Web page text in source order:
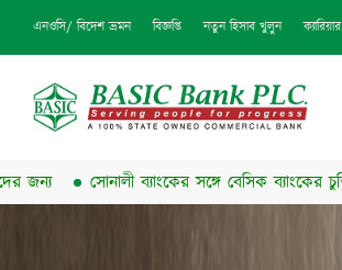
এনওসি/ বিদেশ ভ্রমন বিজ্ঞপ্তি নতুন হিসাব খুলুন ক্যারিয়ার
সোনালী ব্যাংকের সঙ্গে বেসিক ব্যাংকের চুক্তি স্বাক্ষর